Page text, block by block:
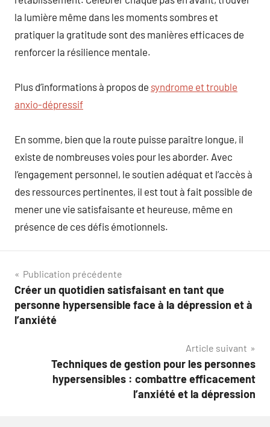
la lumière même dans les moments sombres et
pratiquer la gratitude sont des manières efficaces de
renforcer la résilience mentale.
Plus d’informations à propos de syndrome et trouble
anxio-dépressif
En somme, bien que la route puisse paraître longue, il
existe de nombreuses voies pour les aborder. Avec
l’engagement personnel, le soutien adéquat et l’accès à
des ressources pertinentes, il est tout à fait possible de
mener une vie satisfaisante et heureuse, même en
présence de ces défis émotionnels.
Navigation
de
l’article
Publication précédente
Créer un quotidien satisfaisant en tant que
personne hypersensible face à la dépression et à
l’anxiété
Article suivant
Techniques de gestion pour les personnes
hypersensibles : combattre efficacement
l’anxiété et la dépression